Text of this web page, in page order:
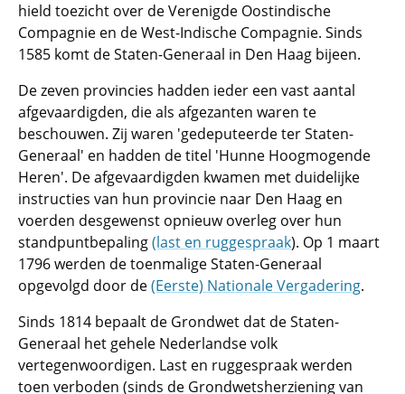
hield toezicht over de Verenigde Oostindische
Compagnie en de West-Indische Compagnie. Sinds
1585 komt de Staten-Generaal in Den Haag bijeen.
De zeven provincies hadden ieder een vast aantal
afgevaardigden, die als afgezanten waren te
beschouwen. Zij waren 'gedeputeerde ter Staten-
Generaal' en hadden de titel 'Hunne Hoogmogende
Heren'. De afgevaardigden kwamen met duidelijke
instructies van hun provincie naar Den Haag en
voerden desgewenst opnieuw overleg over hun
standpuntbepaling(last en ruggespraak). Op 1 maart
1796 werden de toenmalige Staten-Generaal
opgevolgd door de(Eerste) Nationale Vergadering.
Sinds 1814 bepaalt de Grondwet dat de Staten-
Generaal het gehele Nederlandse volk
vertegenwoordigen. Last en ruggespraak werden
toen verboden (sinds de Grondwetsherziening van